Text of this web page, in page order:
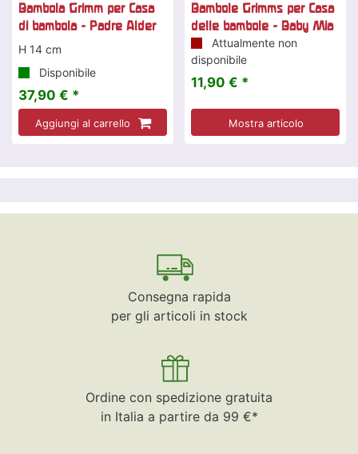
Bambola Grimm per Casa
di bambola - Padre Alder
H 14 cm
Disponibile
37,90 € *
Aggiungi al carrello
Bambole Grimms per Casa
delle bambole - Baby Mia
Attualmente non
disponibile
11,90 € *
Mostra articolo
Consegna rapida
per gli articoli in stock
Ordine con spedizione gratuita
in Italia a partire da 99 €*